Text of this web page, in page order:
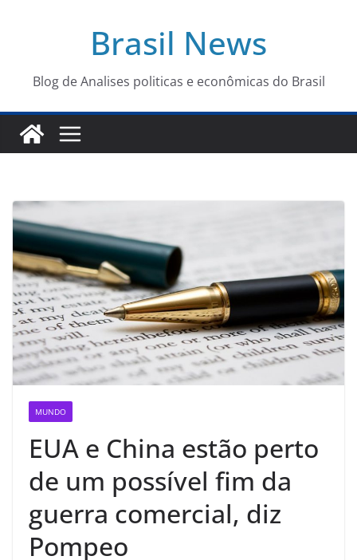
conteúdo
Brasil News
Blog de Analises politicas e econômicas do Brasil
MUNDO
EUA e China estão perto
de um possível fim da
guerra comercial, diz
Pompeo